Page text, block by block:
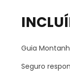
Guia
Seguro